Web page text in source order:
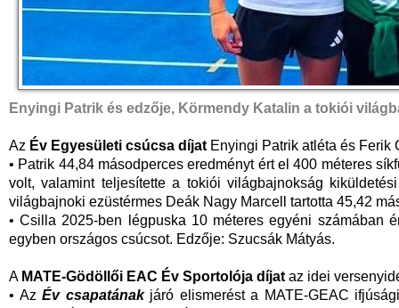
Enyingi Patrik és edzője, Körmendy Katalin a tokiói
Az Év Egyesületi csúcsa díjatEnyingi Patrik atléta és Ferik
• Patrik 44,84 másodperces eredményt ért el 400 méteres
volt, valamint teljesítette a tokiói világbajnokság
világbajnoki ezüstérmes Deák Nagy Marcell tartotta 45,42
• Csilla 2025-ben légpuska 10 méteres egyéni számában
egyben országos csúcsot. Edzője: Szucsák Mátyás.
A MATE-Gödöllői EAC Év Sportolója díjataz idei
• Az Év csapatánakjáró elismerést a MATE-GEAC